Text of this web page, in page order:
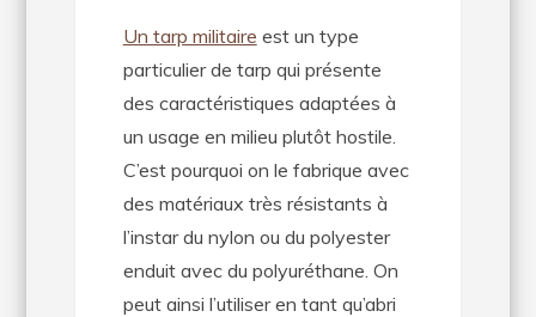
Un tarp militaire est un type
particulier de tarp qui présente
des caractéristiques adaptées à
un usage en milieu plutôt hostile.
C’est pourquoi on le fabrique avec
des matériaux très résistants à
l’instar du nylon ou du polyester
enduit avec du polyuréthane. On
peut ainsi l’utiliser en tant qu’abri